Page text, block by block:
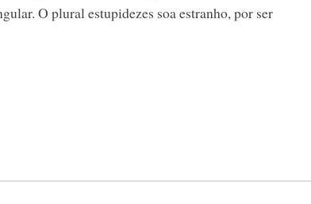
O plural estupidezes soa estranho, por ser